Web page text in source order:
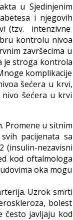
u Sjedinjenim
i njegovih
(tzv. intenzivne
kontrolu nivoa
završecima u
je stroga kontrola
komplikacije
šećera u krvi,
šećera u krvi
Promene u sitnim
pacijenata sa
(insulin-nezavisni
kod oftalmologa
oka mogu
Uzrok smrti
bolest
često javljaju kod